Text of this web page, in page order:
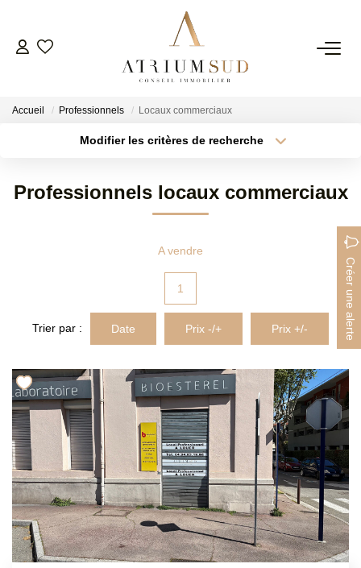
TRANSACTION
ESTIMATION
AGENCE
MON COMPTE
EN
Accueil Professionnels Locaux commerciaux
Modifier les critères de recherche
Type de bien
Professionnels locaux commerciaux
A vendre
Créer une alerte
1
Trier par : Date Prix -/+ Prix +/-